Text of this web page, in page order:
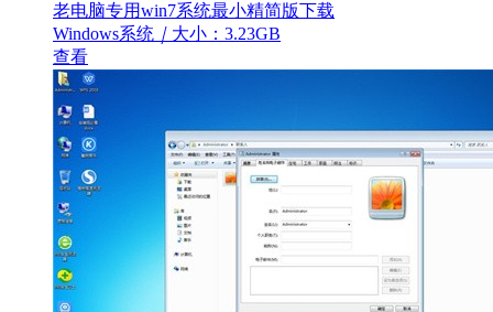
老电脑专用win7系统最小精简版下载
Windows系统 ｜ 大小：3.23GB
查看